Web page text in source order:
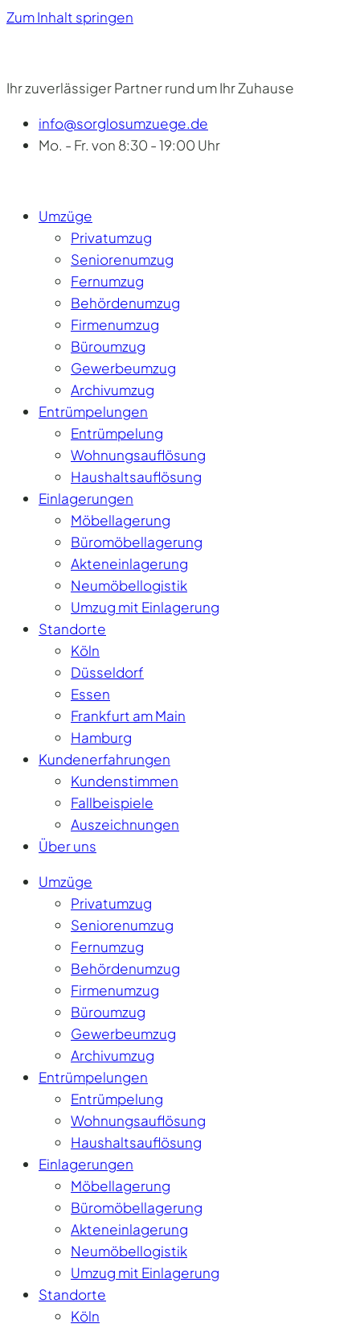
Zum Inhalt springen
Ihr zuverlässiger Partner rund um Ihr Zuhause
info@sorglosumzuege.de
Mo. - Fr. von 8:30 - 19:00 Uhr
Umzüge
Privatumzug
Seniorenumzug
Fernumzug
Behördenumzug
Firmenumzug
Büroumzug
Gewerbeumzug
Archivumzug
Entrümpelungen
Entrümpelung
Wohnungsauflösung
Haushaltsauflösung
Einlagerungen
Möbellagerung
Büromöbellagerung
Akteneinlagerung
Neumöbellogistik
Umzug mit Einlagerung
Standorte
Köln
Düsseldorf
Essen
Frankfurt am Main
Hamburg
Kundenerfahrungen
Kundenstimmen
Fallbeispiele
Auszeichnungen
Über uns
Umzüge
Privatumzug
Seniorenumzug
Fernumzug
Behördenumzug
Firmenumzug
Büroumzug
Gewerbeumzug
Archivumzug
Entrümpelungen
Entrümpelung
Wohnungsauflösung
Haushaltsauflösung
Einlagerungen
Möbellagerung
Büromöbellagerung
Akteneinlagerung
Neumöbellogistik
Umzug mit Einlagerung
Standorte
Köln